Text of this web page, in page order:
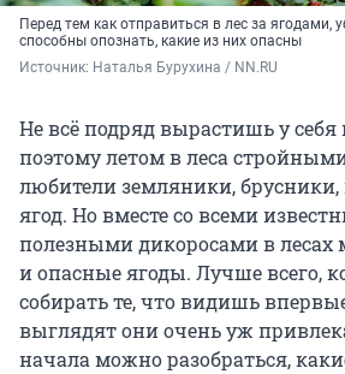
Перед тем как отправиться в лес за ягодами,
способны опознать, какие из них опасны
Источник: Наталья Бурухина / NN.RU
Не всё подряд вырастишь у себя
поэтому летом в леса
любители земляники,
ягод. Но вместе со всеми
полезными дикоросами в лесах
и опасные ягоды. Лучше всего,
собирать те, что видишь
выглядят они очень уж
начала можно разобраться,